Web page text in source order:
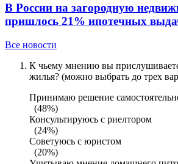
В России на загородную
пришлось 21% ипотечных
Все новости
К чьему мнению вы
жилья? (можно выбрать до трех
Принимаю решение
(48%)
Консультируюсь с риелтором
(24%)
Советуюсь с юристом
(20%)